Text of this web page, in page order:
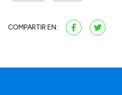
COMPARTIR EN: